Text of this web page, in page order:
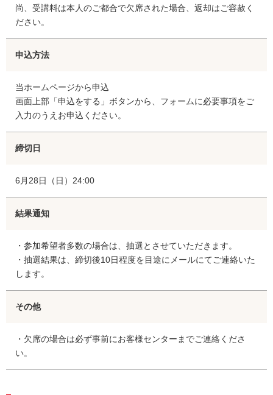
尚、受講料は本人のご都合で欠席された場合、返却はご容赦く
ださい。
申込方法
当ホームページから申込
画面上部「申込をする」ボタンから、フォームに必要事項をご
入力のうえお申込ください。
締切日
6月28日（日）24:00
結果通知
・参加希望者多数の場合は、抽選とさせていただきます。
・抽選結果は、締切後10日程度を目途にメールにてご連絡いた
します。
その他
・欠席の場合は必ず事前にお客様センターまでご連絡くださ
い。